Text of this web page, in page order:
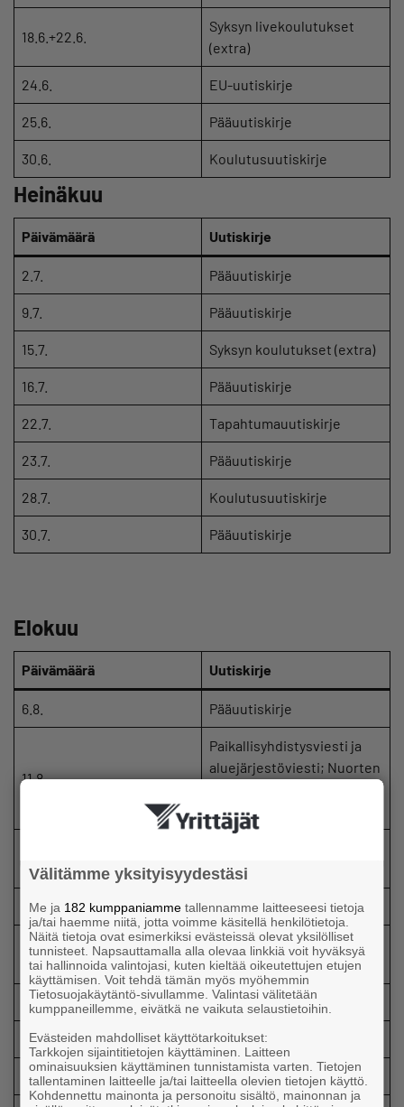
18.6.+22.6.
Syksyn livekoulutukset
(extra)
24.6. EU-uutiskirje
25.6. Pääuutiskirje
30.6. Koulutusuutiskirje
Heinäkuu
Päivämäärä Uutiskirje
2.7. Pääuutiskirje
9.7. Pääuutiskirje
15.7. Syksyn koulutukset (extra)
16.7. Pääuutiskirje
22.7. Tapahtumauutiskirje
23.7. Pääuutiskirje
28.7. Koulutusuutiskirje
30.7. Pääuutiskirje
Elokuu
Päivämäärä Uutiskirje
6.8. Pääuutiskirje
11.8.
Paikallisyhdistysviesti ja
aluejärjestöviesti; Nuorten
Koulutusuutiskirje
Tapahtumauutiskirje
13.8. Pääuutiskirje
14.8.
Englanninkielinen
uutiskirje
18.8. Toimialajärjestöviesti
20.8. Pääuutiskirje
25.8. Koulutusuutiskirje
Välitämme yksityisyydestäsi
Me ja 182 kumppaniamme tallennamme laitteeseesi tietoja
ja/tai haemme niitä, jotta voimme käsitellä henkilötietoja.
Näitä tietoja ovat esimerkiksi evästeissä olevat yksilölliset
tunnisteet. Napsauttamalla alla olevaa linkkiä voit hyväksyä
tai hallinnoida valintojasi, kuten kieltää oikeutettujen etujen
käyttämisen. Voit tehdä tämän myös myöhemmin
Tietosuojakäytäntö-sivullamme. Valintasi välitetään
kumppaneillemme, eivätkä ne vaikuta selaustietoihin.
Evästeiden mahdolliset käyttötarkoitukset:
Tarkkojen sijaintitietojen käyttäminen. Laitteen
ominaisuuksien käyttäminen tunnistamista varten. Tietojen
tallentaminen laitteelle ja/tai laitteella olevien tietojen käyttö.
Kohdennettu mainonta ja personoitu sisältö, mainonnan ja